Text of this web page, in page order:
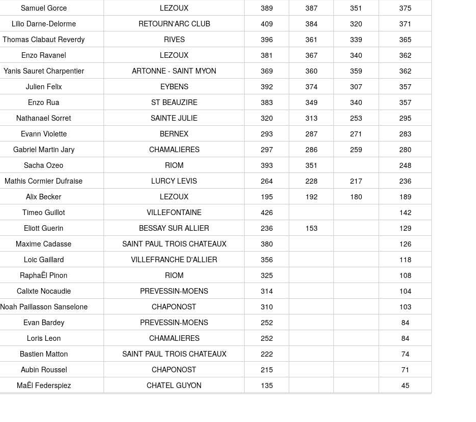
Samuel Gorce LEZOUX 389 387 351
375
Lilio Darne-Delorme RETOURN'ARC CLUB 409 384 320
371
Thomas Clabaut Reverdy RIVES 396 361 339
365
Enzo Ravanel LEZOUX 381 367 340
362
Yanis Sauret Charpentier ARTONNE - SAINT MYON 369 360 359
362
Julien Felix EYBENS 392 374 307
357
Enzo Rua ST BEAUZIRE 383 349 340
357
Nathanael Sorret SAINTE JULIE 320 313 253
295
Evann Violette BERNEX 293 287 271
283
Gabriel Martin Jary CHAMALIERES 297 286 259
280
Sacha Ozeo RIOM 393 351
248
Mathis Cormier Dufraise LURCY LEVIS 264 228 217
236
Alix Becker LEZOUX 195 192 180
189
Timeo Guillot VILLEFONTAINE 426
142
Eliott Guerin BESSAY SUR ALLIER 236 153
129
Maxime Cadasse SAINT PAUL TROIS CHATEAUX 380
126
Loic Gaillard VILLEFRANCHE D'ALLIER 356
118
RaphaËl Pinon RIOM 325
108
Calixte Nocaudie PREVESSIN-MOENS 314
104
Noah Paillasson Sanselone CHAPONOST 310
103
Evan Bardey PREVESSIN-MOENS 252
84
Loris Leon CHAMALIERES 252
84
Bastien Matton SAINT PAUL TROIS CHATEAUX 222
74
Aubin Roussel CHAPONOST 215
71
MaËl Federspiez CHATEL GUYON 135 45